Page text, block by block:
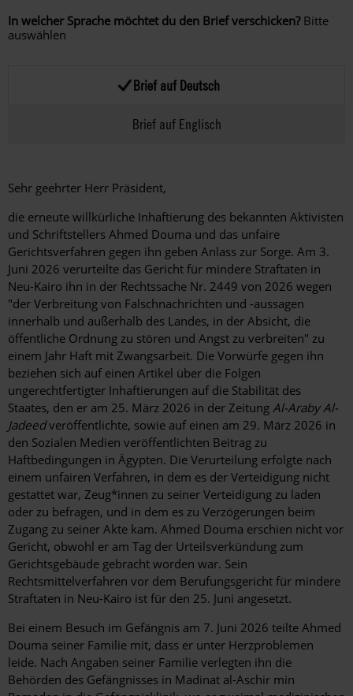
In welcher Sprache möchtet du den Brief verschicken? Bitte
auswählen
Brief auf Deutsch
Brief auf Englisch
Sehr geehrter Herr Präsident,
die erneute willkürliche Inhaftierung des bekannten Aktivisten
und Schriftstellers Ahmed Douma und das unfaire
Gerichtsverfahren gegen ihn geben Anlass zur Sorge. Am 3.
Juni 2026 verurteilte das Gericht für mindere Straftaten in
Neu-Kairo ihn in der Rechtssache Nr. 2449 von 2026 wegen
"der Verbreitung von Falschnachrichten und -aussagen
innerhalb und außerhalb des Landes, in der Absicht, die
öffentliche Ordnung zu stören und Angst zu verbreiten" zu
einem Jahr Haft mit Zwangsarbeit. Die Vorwürfe gegen ihn
beziehen sich auf einen Artikel über die Folgen
ungerechtfertigter Inhaftierungen auf die Stabilität des
Staates, den er am 25. März 2026 in der Zeitung Al-Araby Al-
Jadeedveröffentlichte, sowie auf einen am 29. März 2026 in
den Sozialen Medien veröffentlichten Beitrag zu
Haftbedingungen in Ägypten. Die Verurteilung erfolgte nach
einem unfairen Verfahren, in dem es der Verteidigung nicht
gestattet war, Zeug*innen zu seiner Verteidigung zu laden
oder zu befragen, und in dem es zu Verzögerungen beim
Zugang zu seiner Akte kam. Ahmed Douma erschien nicht vor
Gericht, obwohl er am Tag der Urteilsverkündung zum
Gerichtsgebäude gebracht worden war. Sein
Rechtsmittelverfahren vor dem Berufungsgericht für mindere
Straftaten in Neu-Kairo ist für den 25. Juni angesetzt.
Bei einem Besuch im Gefängnis am 7. Juni 2026 teilte Ahmed
Douma seiner Familie mit, dass er unter Herzproblemen
leide. Nach Angaben seiner Familie verlegten ihn die
Behörden des Gefängnisses in Madinat al-Aschir min